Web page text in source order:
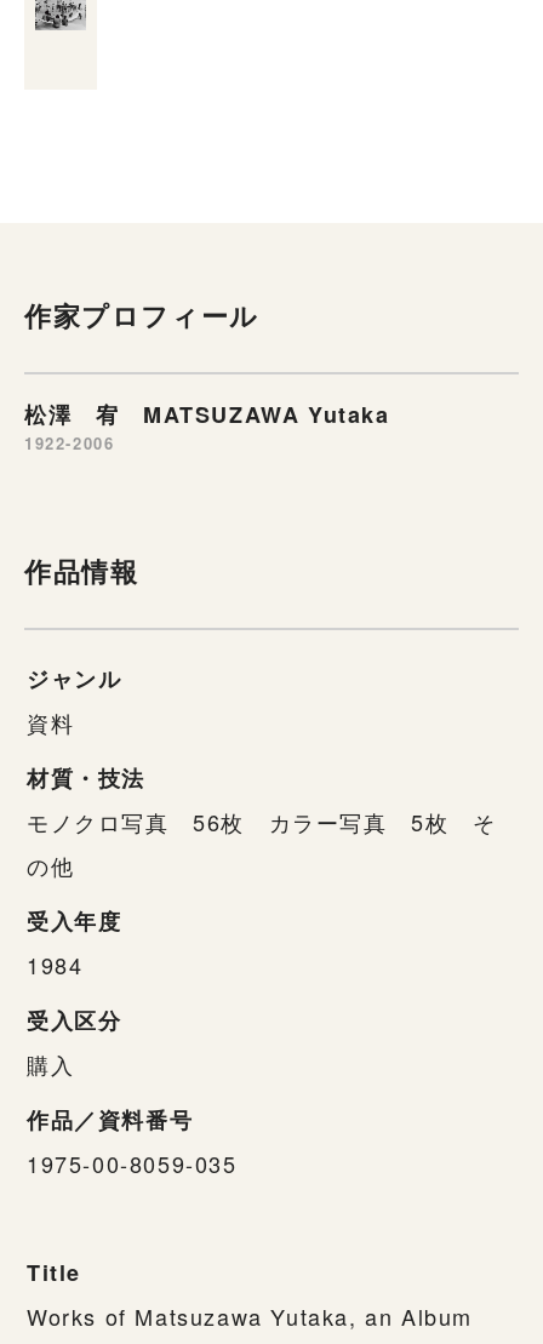
作家プロフィール
松澤 宥 MATSUZAWA Yutaka
1922-2006
作品情報
ジャンル
資料
材質・技法
モノクロ写真 56枚 カラー写真 5枚 そ
の他
受入年度
1984
受入区分
購入
作品／資料番号
1975-00-8059-035
Title
Works of Matsuzawa Yutaka, an Album